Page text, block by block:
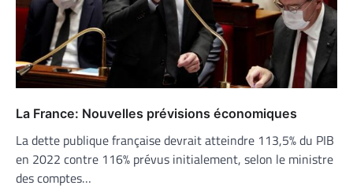
La France: Nouvelles prévisions économiques
La dette publique française devrait atteindre 113,5% du PIB
en 2022 contre 116% prévus initialement, selon le ministre
des comptes…